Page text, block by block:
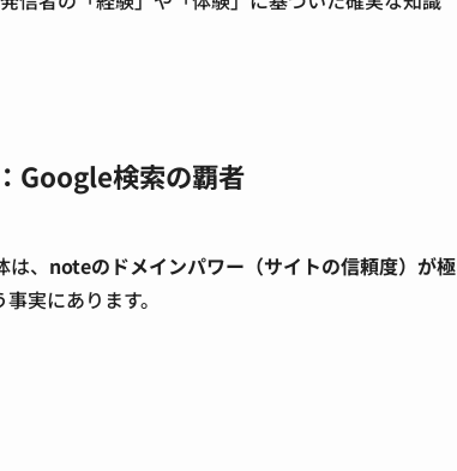
Google検索の覇者
、 noteのドメインパワー（サイトの信頼度）が極
事実にあります。